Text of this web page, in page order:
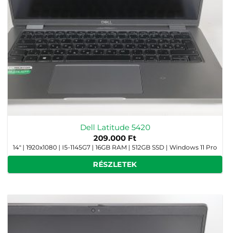
Dell Latitude 5420
209.000 Ft
14" | 1920x1080 | I5-1145G7 | 16GB RAM | 512GB SSD | Windows 11 Pro
RÉSZLETEK